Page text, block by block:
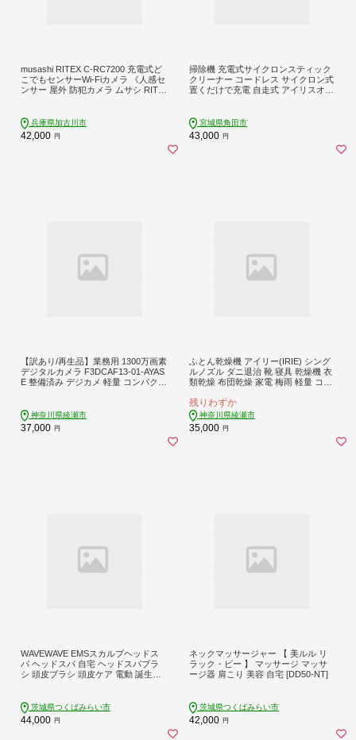
musashi RITEX C-RC7200 充電式ど
こでもセンサーWi-Fiカメラ 《人感セ
ンサー 屋外 防犯カメラ ムサシ RITE
4O10820】
兵庫県加古川市
42,000 円
掃除機 充電式サイクロンスティック
クリーナー コードレス サイクロン式
置くだけで充電 自走式 アイリスオー
宮城県角田市
43,000 円
【訳あり/再生品】業務用 1300万画素
デジタルカメラ F3DCAF13-01-AYAS
E 整備済み デジカメ 軽量 コンパクト
神奈川県綾瀬市
37,000 円
ふとん乾燥機 アイリー(IRIE) シング
ルノズル ダニ退治 靴 寝具 乾燥機 衣
類乾燥 布団乾燥 家電 梅雨 軽量 コン
残りわずか
神奈川県綾瀬市
35,000 円
WAVEWAVE EMSスカルプヘッドス
パ ヘッドスパ 自宅 ヘッドスパブラ
シ 頭皮ブラシ 頭皮ケア 電動 誕生日
茨城県つくばみらい市
44,000 円
ネックマッサージャー 【 美ルル リ
ラック・ビー 】 マッサージ マッサ
ージ器 肩こり 美容 自宅 [DD50-NT]
茨城県つくばみらい市
42,000 円